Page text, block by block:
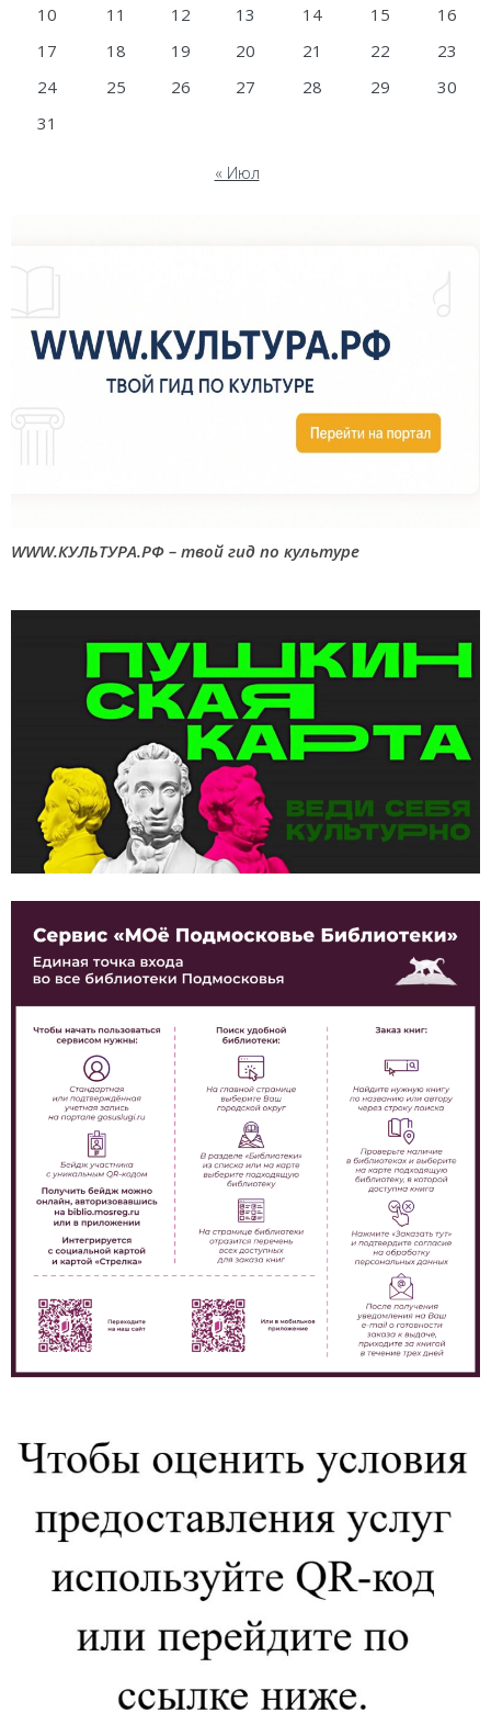
10
11 12 13 14 15
16
17
18 19 20 21 22
23
24
25 26 27 28 29
30
31
« Июл
WWW.КУЛЬТУРА.РФ – твой гид по культуре